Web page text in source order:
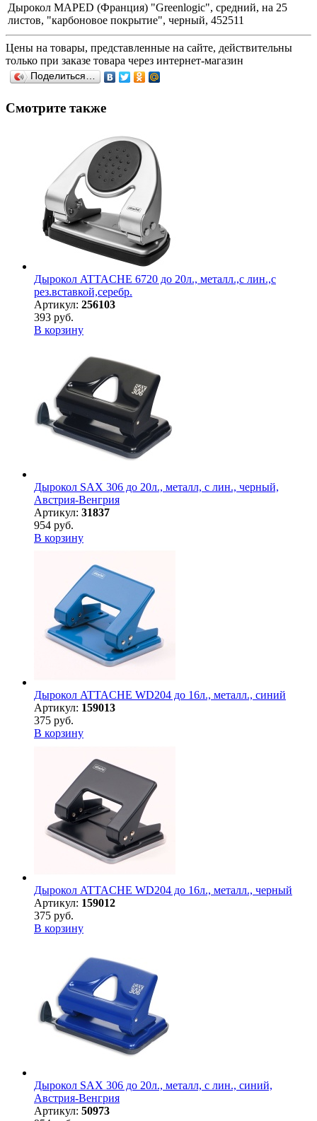
Дырокол MAPED (Франция) "Greenlogic", средний, на 25
листов, "карбоновое покрытие", черный, 452511
Цены на товары, представленные на сайте, действительны
только при заказе товара через интернет-магазин
Поделиться…
Смотрите также
Дырокол ATTACHE 6720 до 20л., металл.,с лин.,с
рез.вставкой,серебр.
Артикул: 256103
393 руб.
В корзину
Дырокол SAX 306 до 20л., металл, с лин., черный,
Австрия-Венгрия
Артикул: 31837
954 руб.
В корзину
Дырокол ATTACHE WD204 до 16л., металл., синий
Артикул: 159013
375 руб.
В корзину
Дырокол ATTACHE WD204 до 16л., металл., черный
Артикул: 159012
375 руб.
В корзину
Дырокол SAX 306 до 20л., металл, с лин., синий,
Австрия-Венгрия
Артикул: 50973